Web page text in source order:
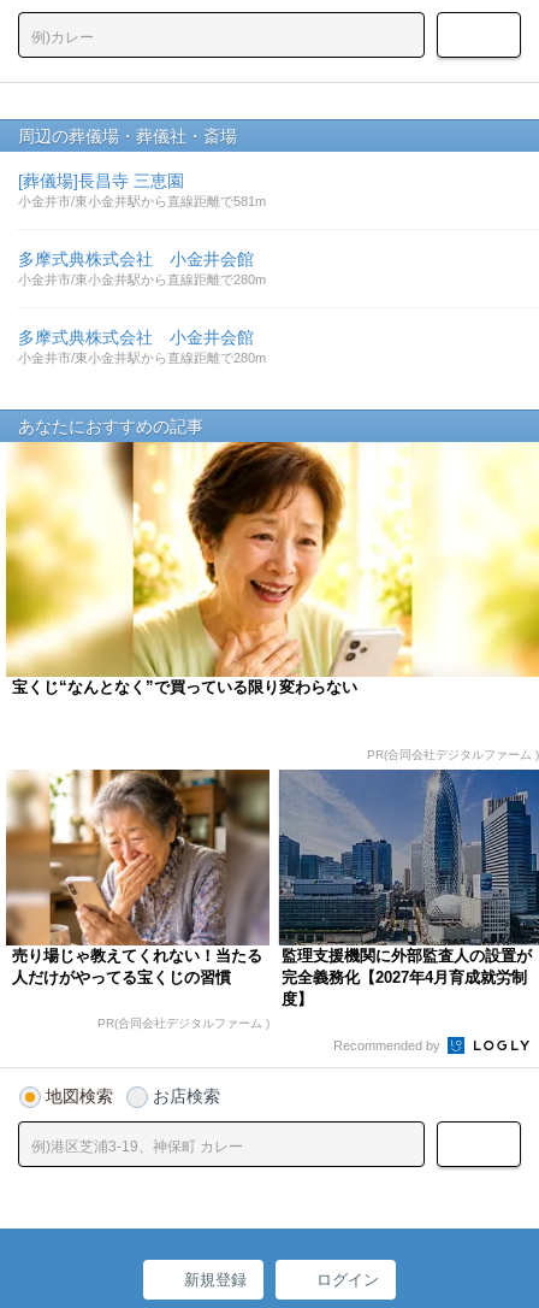
周辺の葬儀場・葬儀社・斎場
[葬儀場]長昌寺 三恵園
小金井市/東小金井駅から直線距離で581m
多摩式典株式会社 小金井会館
小金井市/東小金井駅から直線距離で280m
多摩式典株式会社 小金井会館
小金井市/東小金井駅から直線距離で280m
あなたにおすすめの記事
宝くじ“なんとなく”で買っている限り変わらない
PR(合同会社デジタルファーム )
売り場じゃ教えてくれない！当たる
人だけがやってる宝くじの習慣
PR(合同会社デジタルファーム )
監理支援機関に外部監査人の設置が
完全義務化【2027年4月育成就労制
度】
Recommended by
地図検索 お店検索
新規登録 ログイン